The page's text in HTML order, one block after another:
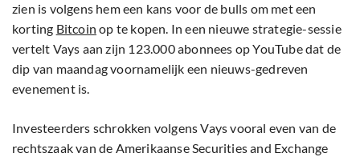
zien is volgens hem een kans voor de bulls om met een
korting Bitcoin op te kopen. In een nieuwe strategie-sessie
vertelt Vays aan zijn 123.000 abonnees op YouTube dat de
dip van maandag voornamelijk een nieuws-gedreven
evenement is.
Investeerders schrokken volgens Vays vooral even van de
rechtszaak van de Amerikaanse Securities and Exchange